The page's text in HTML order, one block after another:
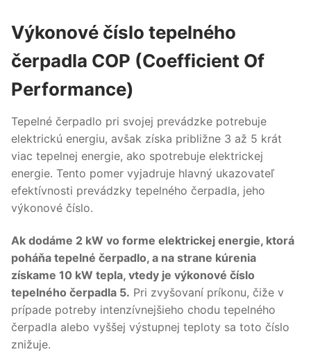
Výkonové číslo tepelného
čerpadla COP (Coefficient Of
Performance)
Tepelné čerpadlo pri svojej prevádzke potrebuje
elektrickú energiu, avšak získa približne 3 až 5 krát
viac tepelnej energie, ako spotrebuje elektrickej
energie. Tento pomer vyjadruje hlavný ukazovateľ
efektívnosti prevádzky tepelného čerpadla, jeho
výkonové číslo.
Ak dodáme 2 kW vo forme elektrickej energie, ktorá
poháňa tepelné čerpadlo, a na strane kúrenia
získame 10 kW tepla, vtedy je výkonové číslo
tepelného čerpadla 5. Pri zvyšovaní príkonu, čiže v
prípade potreby intenzívnejšieho chodu tepelného
čerpadla alebo vyššej výstupnej teploty sa toto číslo
znižuje.